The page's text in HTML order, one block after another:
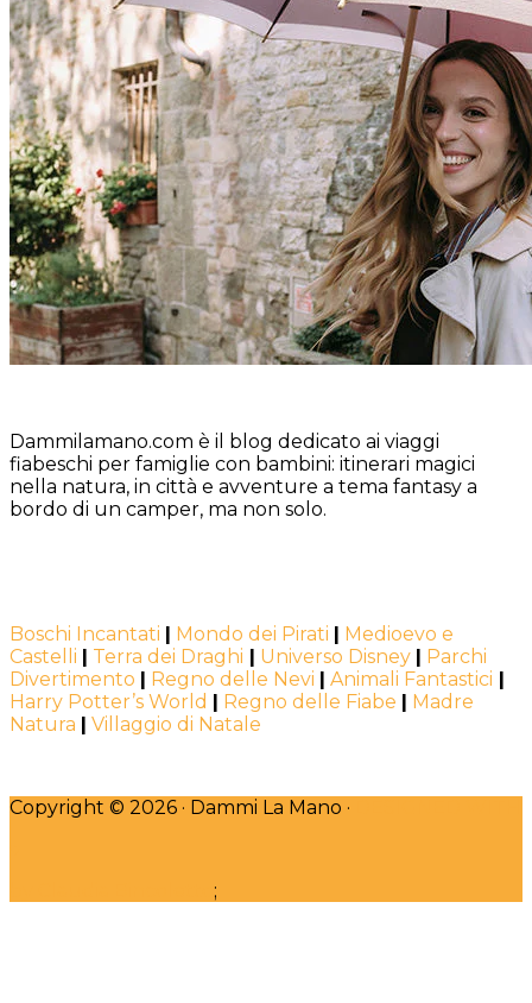
Dammilamano.com è il blog dedicato ai viaggi
fiabeschi per famiglie con bambini: itinerari magici
nella natura, in città e avventure a tema fantasy a
bordo di un camper, ma non solo.
Boschi Incantati | Mondo dei Pirati | Medioevo e
Castelli | Terra dei Draghi | Universo Disney | Parchi
Divertimento | Regno delle Nevi | Animali Fantastici |
Harry Potter’s World | Regno delle Fiabe | Madre
Natura | Villaggio di Natale
Copyright © 2026 · Dammi La Mano ·
;